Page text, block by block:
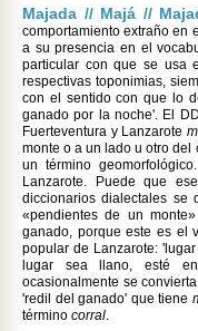
Majada // Majá //
comportamiento extraño en
a su presencia en el
particular con que se usa
respectivas toponimias,
con el sentido con que lo
ganado por la noche'. El
Fuerteventura y Lanzarote
monte o a un lado u otro del
un término
Lanzarote. Puede que
diccionarios dialectales se
«pendientes de un
ganado, porque este es el
popular de Lanzarote:
lugar sea llano, esté
ocasionalmente se
'redil del ganado' que tiene
término corral.